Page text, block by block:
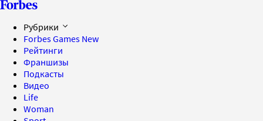
Рубрики
Forbes Games New
Рейтинги
Франшизы
Подкасты
Видео
Life
Woman